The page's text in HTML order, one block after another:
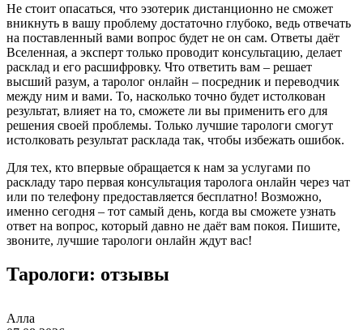
Не стоит опасаться, что эзотерик дистанционно не сможет
вникнуть в вашу проблему достаточно глубоко, ведь отвечать
на поставленный вами вопрос будет не он сам. Ответы даёт
Вселенная, а эксперт только проводит консультацию, делает
расклад и его расшифровку. Что ответить вам – решает
высший разум, а таролог онлайн – посредник и переводчик
между ним и вами. То, насколько точно будет истолкован
результат, влияет на то, сможете ли вы применить его для
решения своей проблемы. Только лучшие тарологи смогут
истолковать результат расклада так, чтобы избежать ошибок.
Для тех, кто впервые обращается к нам за услугами по
раскладу таро первая консультация таролога онлайн через чат
или по телефону предоставляется бесплатно! Возможно,
именно сегодня – тот самый день, когда вы сможете узнать
ответ на вопрос, который давно не даёт вам покоя. Пишите,
звоните, лучшие тарологи онлайн ждут вас!
Тарологи: отзывы
Алла